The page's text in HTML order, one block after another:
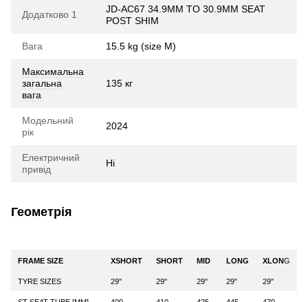
Додатково 1
JD-AC67 34.9MM TO 30.9MM SEAT
POST SHIM
Вага 15.5 kg (size M)
Максимальна
загальна
вага
135 кг
Модельний
рік
2024
Електричний
привід
Ні
Геометрія
FRAME SIZE XSHORT SHORT MID LONG XLONG
TYRE SIZES 29" 29" 29" 29" 29"